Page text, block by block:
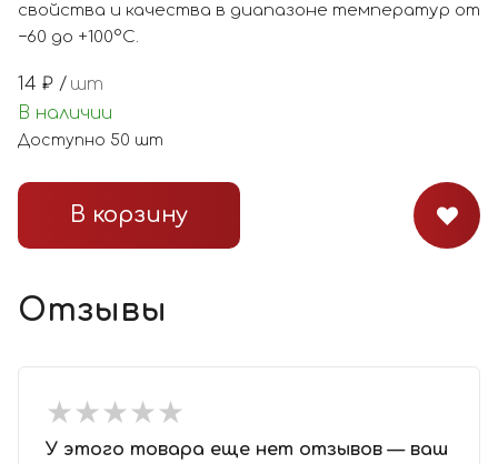
свойства и качества в диапазоне температур от
−60 до +100°С.
14 ₽ / шт
В наличии
Доступно 50 шт
В корзину
Отзывы
★★★★★
★★★★★
У этого товара еще нет отзывов — ваш